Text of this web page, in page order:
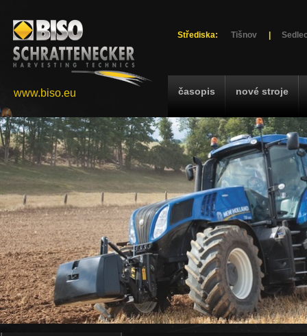
Střediska: Tišnov
časopis nové stroje
www.biso.eu